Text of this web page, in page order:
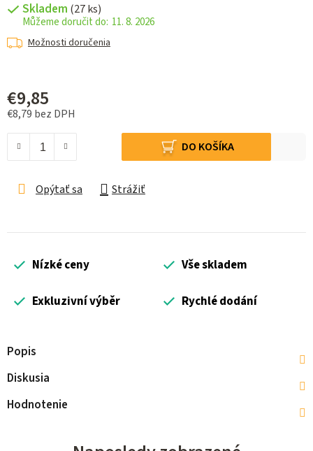
Skladem (27 ks)
11. 8. 2026
Možnosti doručenia
€9,85
€8,79 bez DPH
DO KOŠÍKA
Opýtať sa Strážiť
Nízké ceny Vše skladem
Exkluzivní výběr Rychlé dodání
Popis
Diskusia
Hodnotenie